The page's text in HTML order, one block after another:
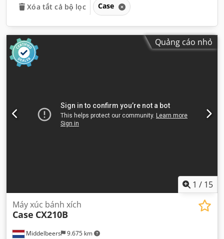
Xóa tất cả bộ lọc Case
Quảng cáo nhỏ
1 / 15
Middelbeers 9.675 km
Máy xúc bánh xích
Case CX210B